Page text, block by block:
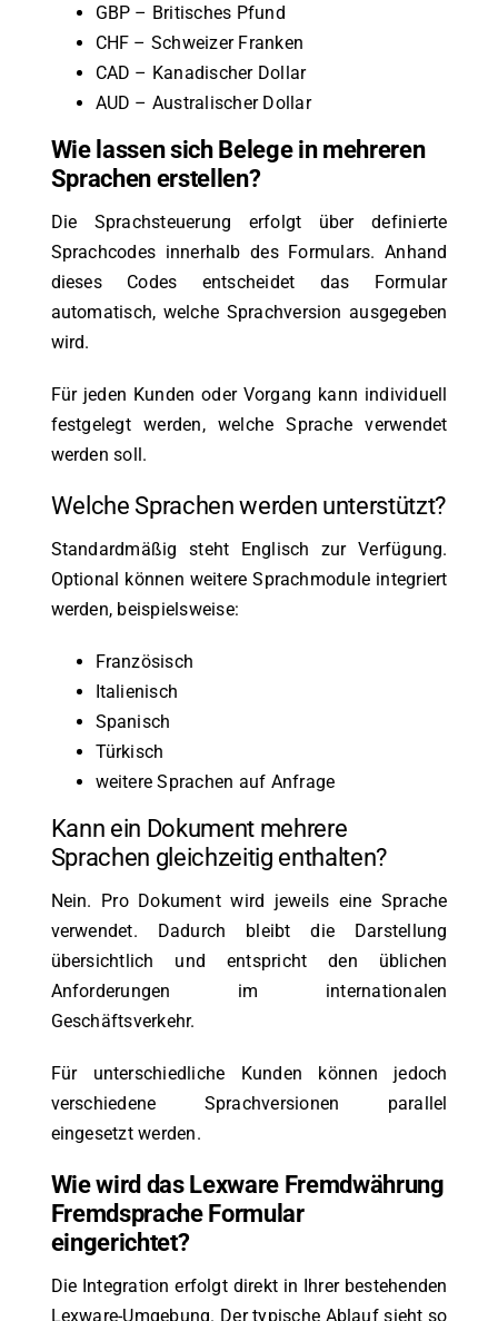
GBP – Britisches Pfund
CHF – Schweizer Franken
CAD – Kanadischer Dollar
AUD – Australischer Dollar
Wie lassen sich Belege in mehreren
Sprachen erstellen?
Die Sprachsteuerung erfolgt über definierte
Sprachcodes innerhalb des Formulars. Anhand
dieses Codes entscheidet das Formular
automatisch, welche Sprachversion ausgegeben
wird.
Für jeden Kunden oder Vorgang kann individuell
festgelegt werden, welche Sprache verwendet
werden soll.
Welche Sprachen werden unterstützt?
Standardmäßig steht Englisch zur Verfügung.
Optional können weitere Sprachmodule integriert
werden, beispielsweise:
Französisch
Italienisch
Spanisch
Türkisch
weitere Sprachen auf Anfrage
Kann ein Dokument mehrere
Sprachen gleichzeitig enthalten?
Nein. Pro Dokument wird jeweils eine Sprache
verwendet. Dadurch bleibt die Darstellung
übersichtlich und entspricht den üblichen
Anforderungen im internationalen
Geschäftsverkehr.
Für unterschiedliche Kunden können jedoch
verschiedene Sprachversionen parallel
eingesetzt werden.
Wie wird das Lexware Fremdwährung
Fremdsprache Formular
eingerichtet?
Die Integration erfolgt direkt in Ihrer bestehenden
Lexware-Umgebung. Der typische Ablauf sieht so